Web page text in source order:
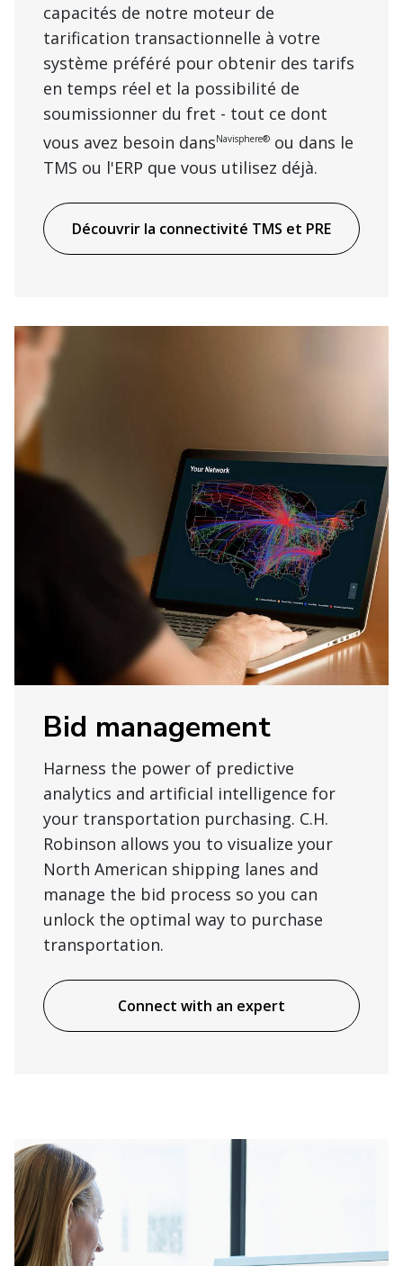
capacités de notre moteur de
tarification transactionnelle à votre
système préféré pour obtenir des tarifs
en temps réel et la possibilité de
soumissionner du fret - tout ce dont
vous avez besoin dansNavisphere® ou dans le
TMS ou l'ERP que vous utilisez déjà.
Découvrir la connectivité TMS et PRE
Bid management
Harness the power of predictive
analytics and artificial intelligence for
your transportation purchasing. C.H.
Robinson allows you to visualize your
North American shipping lanes and
manage the bid process so you can
unlock the optimal way to purchase
transportation.
Connect with an expert